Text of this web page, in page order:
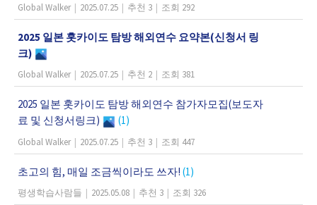
Global Walker | 2025.07.25 | 추천 3 | 조회 292
2025 일본 홋카이도 탐방 해외연수 요약본(신청서 링
크)
Global Walker | 2025.07.25 | 추천 2 | 조회 381
2025 일본 홋카이도 탐방 해외연수 참가자모집(보도자
료 및 신청서링크)
(1)
Global Walker | 2025.07.25 | 추천 3 | 조회 447
초고의 힘, 매일 조금씩이라도 쓰자! (1)
평생학습사람들 | 2025.05.08 | 추천 3 | 조회 326